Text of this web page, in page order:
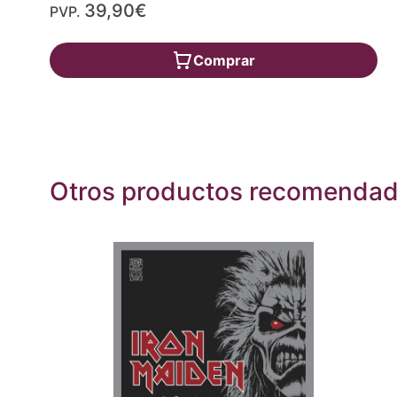
PVP. 39,90€
Comprar
Otros productos